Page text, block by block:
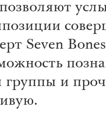
Seven
группы и